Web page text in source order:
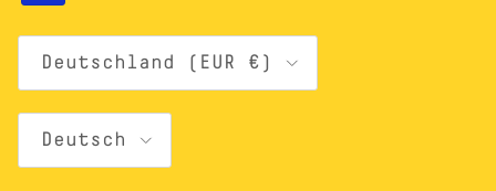
Deutschland (EUR €)
Deutsch